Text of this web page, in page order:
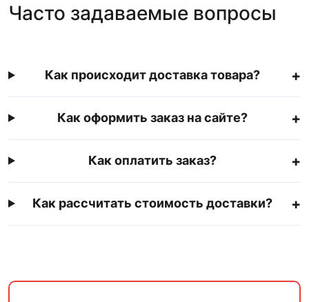
Часто задаваемые вопросы
Как происходит доставка товара?
Как оформить заказ на сайте?
Как оплатить заказ?
Как рассчитать стоимость доставки?